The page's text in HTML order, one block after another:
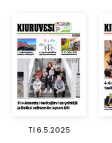
TI 6.5.2025